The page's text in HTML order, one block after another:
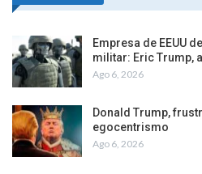
Empresa de EEUU
militar: Eric Trump,
Ago 6, 2026
Donald Trump,
egocentrismo
Ago 6, 2026